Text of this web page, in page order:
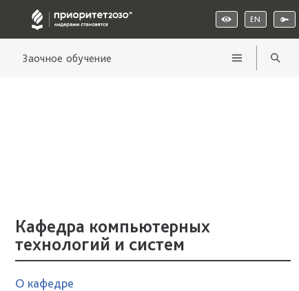
EN
Заочное обучение
Кафедра компьютерных
технологий и систем
О кафедре